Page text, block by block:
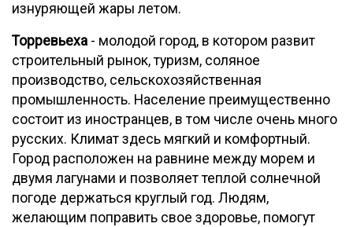
изнуряющей жары летом.
Торревьеха - молодой город, в котором развит
строительный рынок, туризм, соляное
производство, сельскохозяйственная
промышленность. Население преимущественно
состоит из иностранцев, в том числе очень много
русских. Климат здесь мягкий и комфортный.
Город расположен на равнине между морем и
двумя лагунами и позволяет теплой солнечной
погоде держаться круглый год. Людям,
желающим поправить свое здоровье, помогут